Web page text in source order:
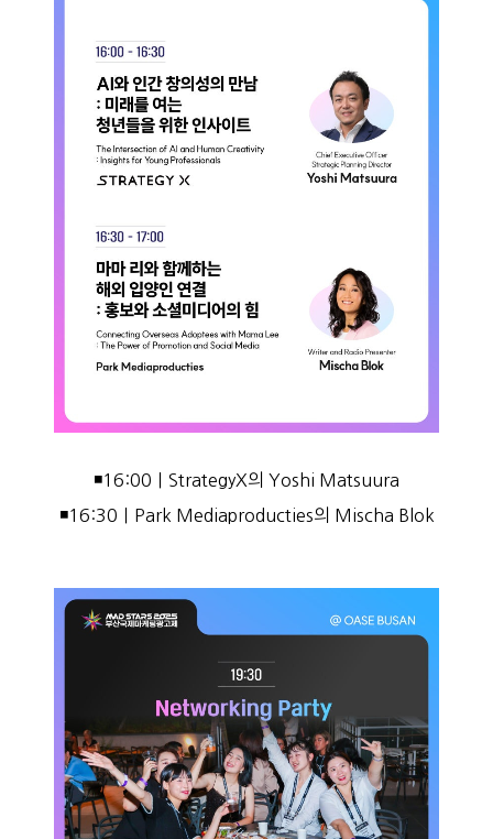
◾16:00｜StrategyX의 Yoshi Matsuura
◾16:30｜Park Mediaproducties의 Mischa Blok